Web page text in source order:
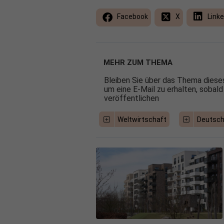
Facebook X
MEHR ZUM THEMA
Bleiben Sie über das Thema
um eine E-Mail zu erhalten,
veröffentlichen
Weltwirtschaft